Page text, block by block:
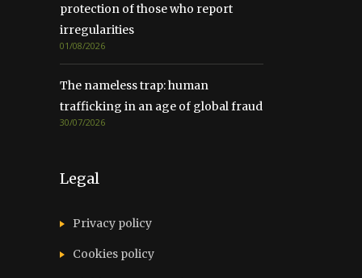
protection of those who report
irregularities
01/08/2026
The nameless trap: human
trafficking in an age of global fraud
30/07/2026
Legal
Privacy policy
Cookies policy